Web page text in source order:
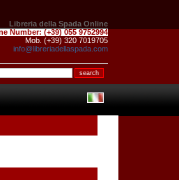
Libreria della Spada Online
Number:(+39) 055 9752994
Mob. (+39) 320 7019705
info@libreriadellaspada.com